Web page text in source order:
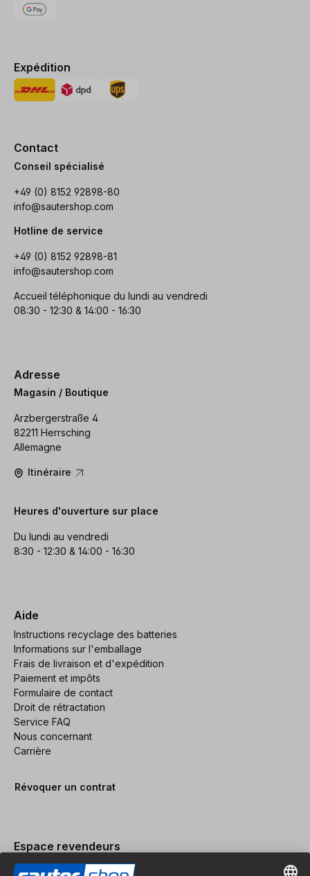
Expédition
Contact
Conseil spécialisé
+49 (0) 8152 92898-80
info@sautershop.com
Hotline de service
+49 (0) 8152 92898-81
info@sautershop.com
Accueil téléphonique du lundi au vendredi
08:30 - 12:30 & 14:00 - 16:30
Adresse
Magasin / Boutique
Arzbergerstraße 4
82211 Herrsching
Allemagne
Itinéraire
Heures d'ouverture sur place
Du lundi au vendredi
8:30 - 12:30 & 14:00 - 16:30
Aide
Instructions recyclage des batteries
Informations sur l'emballage
Frais de livraison et d'expédition
Paiement et impôts
Formulaire de contact
Droit de rétractation
Service FAQ
Nous concernant
Carrière
Révoquer un contrat
Espace revendeurs
Devenir revendeur